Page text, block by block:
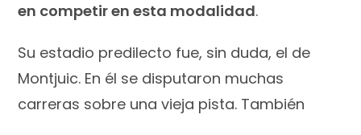
en competir en esta modalidad.
Su estadio predilecto fue, sin duda, el de
Montjuic. En él se disputaron muchas
carreras sobre una vieja pista. También